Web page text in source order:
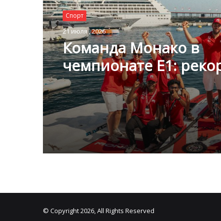
Спорт
21 июля , 2026
Команда Монако в
чемпионате E1:
скорость и взгляд в
будущее
Спорт
20 июля , 2026
Шарль Леклер вновь
покорил Спа: Ferrari
последнего
Mercedes
© Copyright 2026, All Rights Reserved